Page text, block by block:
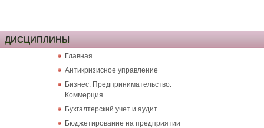
ДИСЦИПЛИНЫ
Главная
Антикризисное управление
Бизнес. Предпринимательство.
Коммерция
Бухгалтерский учет и аудит
Бюджетирование на предприятии